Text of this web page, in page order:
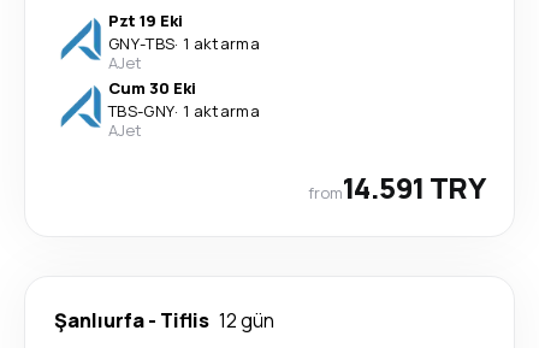
Pzt 19 Eki
GNY-TBS· 1 aktarma
AJet
Cum 30 Eki
TBS-GNY· 1 aktarma
AJet
from14.591 TRY
Şanlıurfa- Tiflis 12 gün